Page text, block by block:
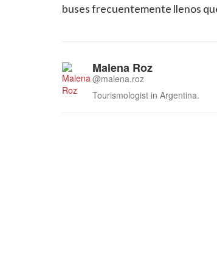
buses frecuentemente llenos
Malena Roz
@malena.roz
Tourismologist in Argentina.